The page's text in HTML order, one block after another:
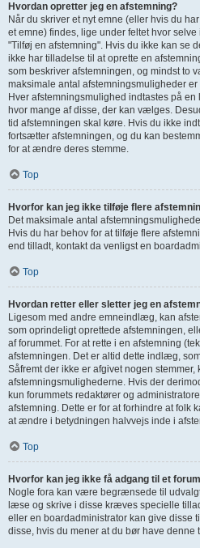
Hvordan opretter jeg en afstemning?
Når du skriver et nyt emne (eller hvis du
et emne) findes, lige under feltet hvor
"Tilføj en afstemning". Hvis du ikke kan se
ikke har tilladelse til at oprette en
som beskriver afstemningen, og mindst to
maksimale antal afstemningsmuligheder
Hver afstemningsmulighed indtastes på
hvor mange af disse, der kan vælges.
tid afstemningen skal køre. Hvis du ikke
fortsætter afstemningen, og du kan
for at ændre deres stemme.
Top
Hvorfor kan jeg ikke tilføje flere
Det maksimale antal
Hvis du har behov for at tilføje flere
end tilladt, kontakt da venligst en
Top
Hvordan retter eller sletter jeg en
Ligesom med andre emneindlæg, kan
som oprindeligt oprettede afstemningen,
af forummet. For at rette i en afstemning
afstemningen. Det er altid dette indlæg,
Såfremt der ikke er afgivet nogen stemmer,
afstemningsmulighederne. Hvis der
kun forummets redaktører og
afstemning. Dette er for at forhindre at folk
at ændre i betydningen halvvejs inde i
Top
Hvorfor kan jeg ikke få adgang til et
Nogle fora kan være begrænsede til
læse og skrive i disse kræves specielle
eller en boardadministrator kan give disse
disse, hvis du mener at du bør have denne